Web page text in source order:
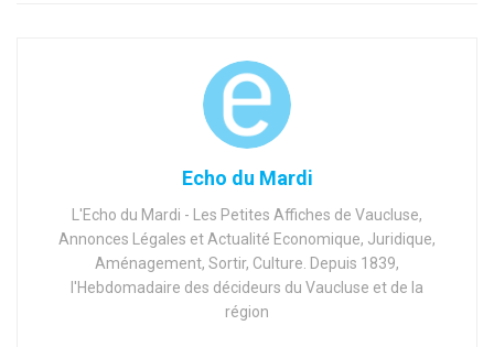
Echo du Mardi
L'Echo du Mardi - Les Petites Affiches de Vaucluse,
Annonces Légales et Actualité Economique, Juridique,
Aménagement, Sortir, Culture. Depuis 1839,
l'Hebdomadaire des décideurs du Vaucluse et de la
région